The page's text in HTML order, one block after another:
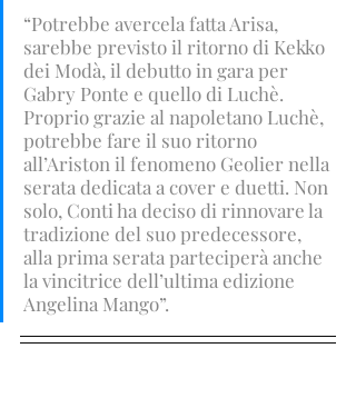
“Potrebbe avercela fatta Arisa,
sarebbe previsto il ritorno di Kekko
dei Modà, il debutto in gara per
Gabry Ponte e quello di Luchè.
Proprio grazie al napoletano Luchè,
potrebbe fare il suo ritorno
all’Ariston il fenomeno Geolier nella
serata dedicata a cover e duetti. Non
solo, Conti ha deciso di rinnovare la
tradizione del suo predecessore,
alla prima serata parteciperà anche
la vincitrice dell’ultima edizione
Angelina Mango”.